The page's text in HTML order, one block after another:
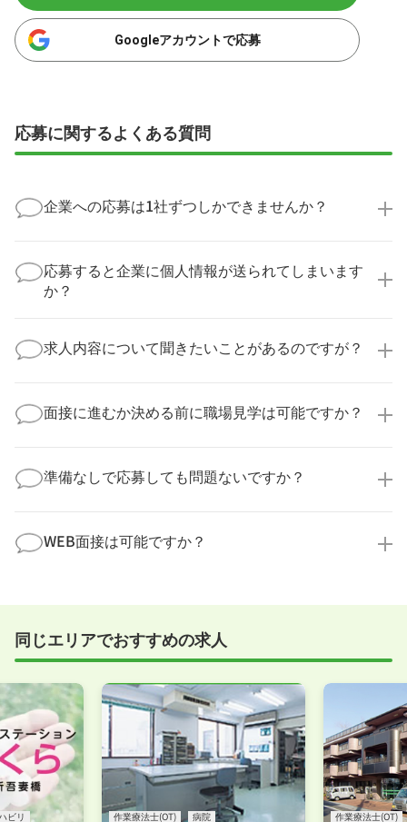
Googleアカウントで応募
応募に関するよくある質問
企業への応募は1社ずつしかできませんか？
実際に医療キャリアナビを利用して転職に成功した方
の多くは、複数応募して自分に合った職場を選ばれて
います。
応募すると企業に個人情報が送られてしまいます
か？
業様に個人情報が送られることはありません！
より詳細な求人情報をご確認いただいた上で、転職希
求人内容について聞きたいことがあるのですが？
してお答えいたします。
勤務体制や職場の雰囲気、研修制度など、どんな小さ
す！
面接に進むか決める前に職場見学は可能ですか？
積極的に受け入れています。実際の職場環境や働く人
の様子を見ることで、より安心してご判断いただけま
ださい！
準備なしで応募しても問題ないですか？
まで、一からサポートいたします。「転職を考え始め
たばかり」「何から始めればいいか分からない」とい
WEB面接は可能ですか？
すめしていますが、企業様によってはWEB面接を導入
事前に確認することは可能ですので、お気軽にお申し
付けください！
同じエリアでおすすめの求人
ビリ 作業療法士(OT) 病院 作業療法士(OT)